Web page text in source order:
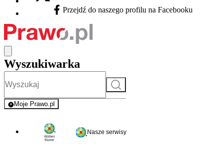
Facebook - otwiera się w nowej karcie
Przejdź do naszego profilu na Facebooku
Wyszukiwarka
Szukaj
Moje Prawo.pl
- rejestracja i logowanie do serwisu
Nasze serwisy